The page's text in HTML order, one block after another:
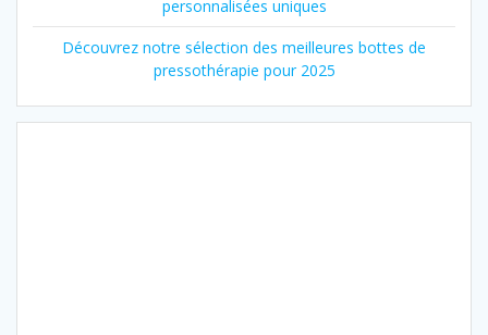
personnalisées uniques
Découvrez notre sélection des meilleures bottes de
pressothérapie pour 2025